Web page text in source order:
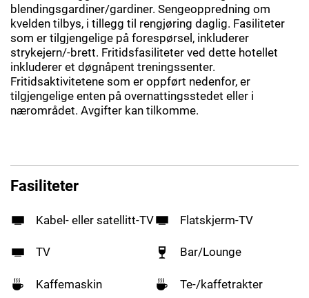
blendingsgardiner/gardiner. Sengeoppredning om
kvelden tilbys, i tillegg til rengjøring daglig. Fasiliteter
som er tilgjengelige på forespørsel, inkluderer
strykejern/-brett. Fritidsfasiliteter ved dette hotellet
inkluderer et døgnåpent treningssenter.
Fritidsaktivitetene som er oppført nedenfor, er
tilgjengelige enten på overnattingsstedet eller i
nærområdet. Avgifter kan tilkomme.
Fasiliteter
Kabel- eller satellitt-TV Flatskjerm-TV
TV Bar/Lounge
Kaffemaskin Te-/kaffetrakter